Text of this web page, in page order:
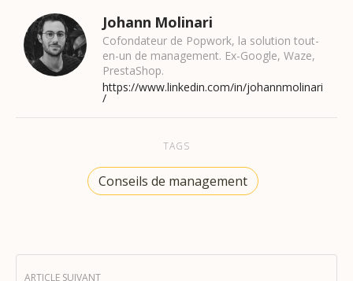
Johann Molinari
Cofondateur de Popwork, la solution tout-
en-un de management. Ex-Google, Waze,
PrestaShop.
https://www.linkedin.com/in/johannmolinari
/
TAGS
Conseils de management